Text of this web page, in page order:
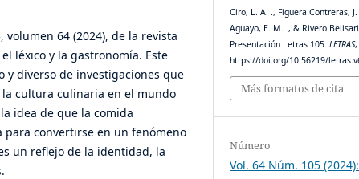
64 (2024), de la revista
léxico y la gastronomía. Este
y diverso de investigaciones que
cultura culinaria en el mundo
idea de que la comida
para convertirse en un fenómeno
un reflejo de la identidad, la
Ciro, L. A. ., Figuera Contreras,
Aguayo, E. M. ., & Rivero
Presentación Letras 105.LETRAS
https://doi.org/10.56219/
Más formatos de cita
Número
Vol. 64 Núm. 105 (2024):